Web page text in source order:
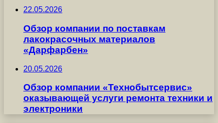
22.05.2026
Обзор компании по поставкам
лакокрасочных материалов
«Дарфарбен»
20.05.2026
Обзор компании «Технобытсервис»
оказывающей услуги ремонта техники и
электроники